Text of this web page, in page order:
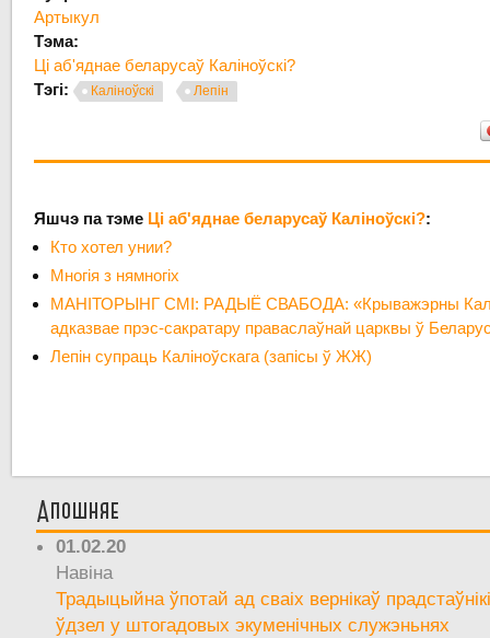
Артыкул
Тэма:
Ці аб'яднае беларусаў Каліноўскі?
Тэгі:
Каліноўскі Лепін
Яшчэ па тэме Ці аб'яднае беларусаў Каліноўскі?:
Кто хотел унии?
Многія з нямногіх
МАНІТОРЫНГ СМІ: РАДЫЁ СВАБОДА: «Крыважэрны
адказвае прэс-сакратару праваслаўнай царквы ў
Лепін супраць Каліноўскага (запісы ў ЖЖ)
Апошняе
01.02.20
Навіна
Традыцыйна ўпотай ад сваіх вернікаў
ўдзел у штогадовых экуменічных служэньнях